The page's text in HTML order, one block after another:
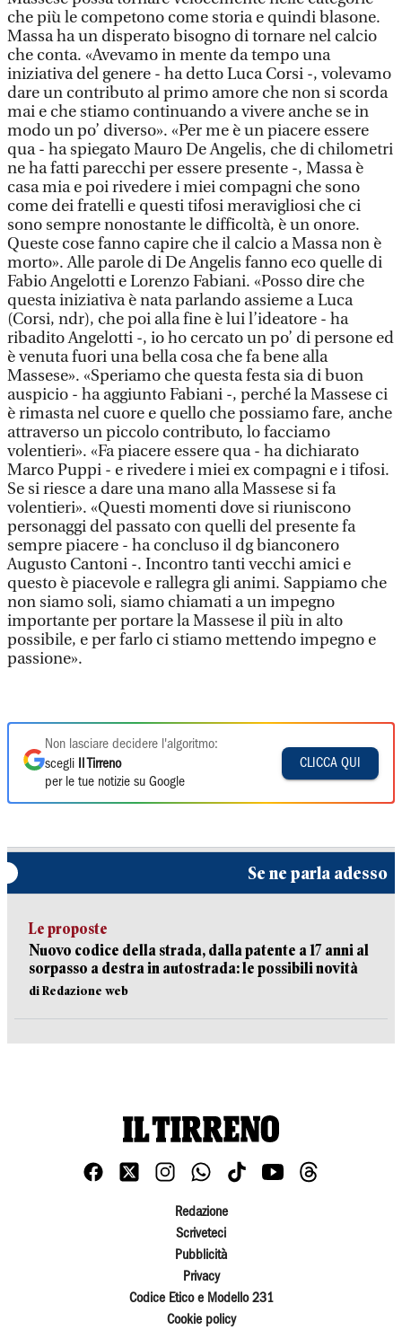
che più le competono come storia e quindi blasone.
Massa ha un disperato bisogno di tornare nel calcio
che conta. «Avevamo in mente da tempo una
iniziativa del genere - ha detto Luca Corsi -, volevamo
dare un contributo al primo amore che non si scorda
mai e che stiamo continuando a vivere anche se in
modo un po’ diverso». «Per me è un piacere essere
qua - ha spiegato Mauro De Angelis, che di chilometri
ne ha fatti parecchi per essere presente -, Massa è
casa mia e poi rivedere i miei compagni che sono
come dei fratelli e questi tifosi meravigliosi che ci
sono sempre nonostante le difficoltà, è un onore.
Queste cose fanno capire che il calcio a Massa non è
morto». Alle parole di De Angelis fanno eco quelle di
Fabio Angelotti e Lorenzo Fabiani. «Posso dire che
questa iniziativa è nata parlando assieme a Luca
(Corsi, ndr), che poi alla fine è lui l’ideatore - ha
ribadito Angelotti -, io ho cercato un po’ di persone ed
è venuta fuori una bella cosa che fa bene alla
Massese». «Speriamo che questa festa sia di buon
auspicio - ha aggiunto Fabiani -, perché la Massese ci
è rimasta nel cuore e quello che possiamo fare, anche
attraverso un piccolo contributo, lo facciamo
volentieri». «Fa piacere essere qua - ha dichiarato
Marco Puppi - e rivedere i miei ex compagni e i tifosi.
Se si riesce a dare una mano alla Massese si fa
volentieri». «Questi momenti dove si riuniscono
personaggi del passato con quelli del presente fa
sempre piacere - ha concluso il dg bianconero
Augusto Cantoni -. Incontro tanti vecchi amici e
questo è piacevole e rallegra gli animi. Sappiamo che
non siamo soli, siamo chiamati a un impegno
importante per portare la Massese il più in alto
possibile, e per farlo ci stiamo mettendo impegno e
passione».
Non lasciare decidere l'algoritmo:
scegli
Il Tirreno
per le tue notizie su Google
CLICCA QUI
Se ne parla adesso
Le proposte
Nuovo codice della strada, dalla patente a 17 anni al
sorpasso a destra in autostrada: le possibili novità
di Redazione web
Redazione
Scriveteci
Pubblicità
Privacy
Codice Etico e Modello 231
Cookie policy